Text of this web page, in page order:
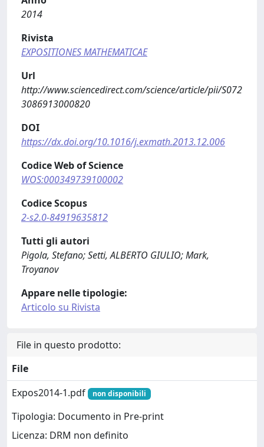
2014
Rivista
EXPOSITIONES MATHEMATICAE
Url
http://www.sciencedirect.com/science/article/pii/S072
3086913000820
DOI
https://dx.doi.org/10.1016/j.exmath.2013.12.006
Codice Web of Science
WOS:000349739100002
Codice Scopus
2-s2.0-84919635812
Tutti gli autori
Pigola, Stefano; Setti, ALBERTO GIULIO; Mark,
Troyanov
Appare nelle tipologie:
Articolo su Rivista
File in questo prodotto:
File
Expos2014-1.pdf
non disponibili
Tipologia: Documento in Pre-print
Licenza: DRM non definito